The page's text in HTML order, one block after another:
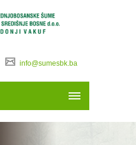
info@sumesbk.ba